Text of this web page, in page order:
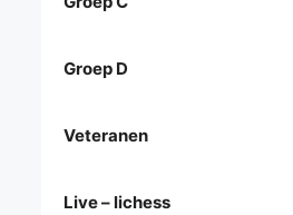
Groep D
Veteranen
Live – lichess